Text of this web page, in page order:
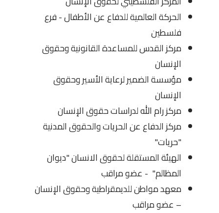
الحركة العالمية للدفاع عن الأطفال - فرع
فلسطين
مركز القدس للمساعدة القانونية وحقوق
الإنسان
مؤسسة الضمير لرعاية الأسير وحقوق
الإنسان
مركز رام الله لدراسات حقوق الإنسان
مركز الدفاع عن الحريات والحقوق المدنية
"حريات"
الهيئة المستقلة لحقوق الانسان "ديوان
المظالم" - عضو مراقب
معهد مواطن للديمقراطية وحقوق الإنسان
– عضو مراقب